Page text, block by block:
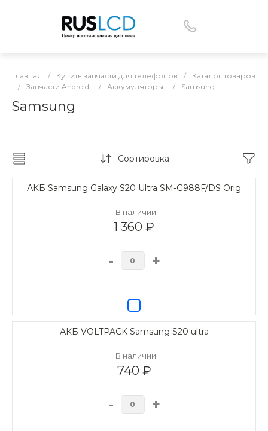
Главная / Купить запчасти для телефонов /
Каталог товаров
/
Запчасти Android / Аккумуляторы / Samsung
Samsung
Сортировка
АКБ Samsung Galaxy S20 Ultra SM-G988F/DS Orig
В наличии
1 360 ₽
- +
АКБ VOLTPACK Samsung S20 ultra
В наличии
740 ₽
- +